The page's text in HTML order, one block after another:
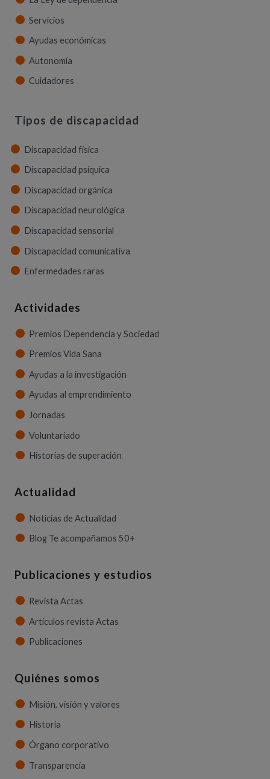
Servicios
Ayudas económicas
Autonomía
Cuidadores
Tipos de discapacidad
Discapacidad física
Discapacidad psíquica
Discapacidad orgánica
Discapacidad neurológica
Discapacidad sensorial
Discapacidad comunicativa
Enfermedades raras
Actividades
Premios Dependencia y Sociedad
Premios Vida Sana
Ayudas a la investigación
Ayudas al emprendimiento
Jornadas
Voluntariado
Historias de superación
Actualidad
Noticias de Actualidad
Blog Te acompañamos 50+
Publicaciones y estudios
Revista Actas
Artículos revista Actas
Publicaciones
Quiénes somos
Misión, visión y valores
Historia
Órgano corporativo
Transparencia